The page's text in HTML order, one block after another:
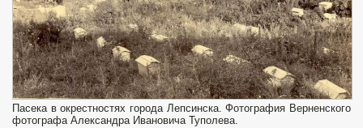
Пасека в окрестностях города Лепсинска. Фотография Верненского
фотографа Александра Ивановича Туполева.